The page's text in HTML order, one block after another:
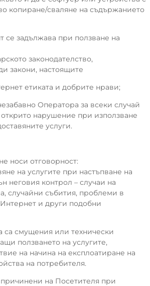
копиране/сваляне на съдържанието
се задължава при ползване на
законодателство,
закони, настоящите
етиката и добрите нрави;
Оператора за всеки случай
нарушение при използване
услуги.
носи отговорност:
на услугите при настъпване на
неговия контрол – случаи на
случайни събития, проблеми в
и други подобни
са смущения или технически
ползването на услугите,
на начина на експлоатиране на
на потребителя.
на Посетителя при